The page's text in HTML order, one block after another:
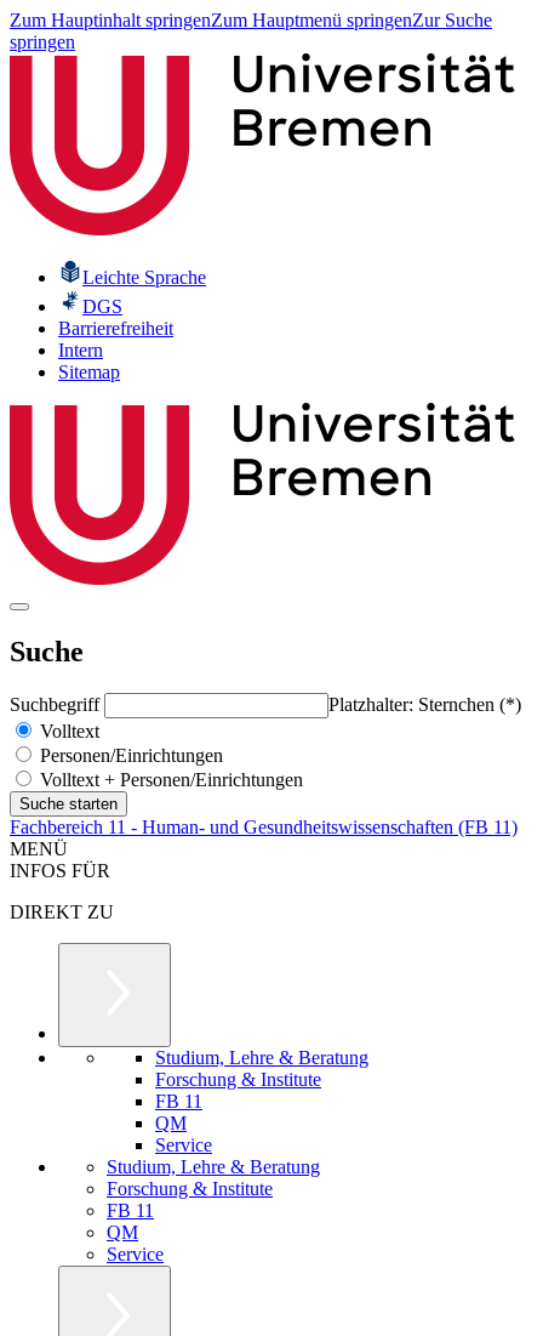
Zum Hauptinhalt springenZum Hauptmenü springenZur Suche
springen
Leichte Sprache
DGS
Barrierefreiheit
Intern
Sitemap
Suche
Suchbegriff
Platzhalter: Sternchen (*)
Volltext
Personen/Einrichtungen
Volltext + Personen/Einrichtungen
Fachbereich 11 - Human- und Gesundheitswissenschaften (FB 11)
MENÜ
INFOS FÜR
DIREKT ZU
Studium, Lehre & Beratung
Forschung & Institute
FB 11
QM
Service
Studium, Lehre & Beratung
Forschung & Institute
FB 11
QM
Service